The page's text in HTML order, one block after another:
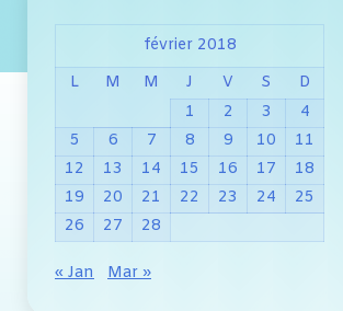
février 2018
L
M M J V S
D
1
2 3
4
5
6 7 8 9 10
11
12
13 14 15 16 17
18
19
20 21 22 23 24
25
26
27 28
« Jan Mar »